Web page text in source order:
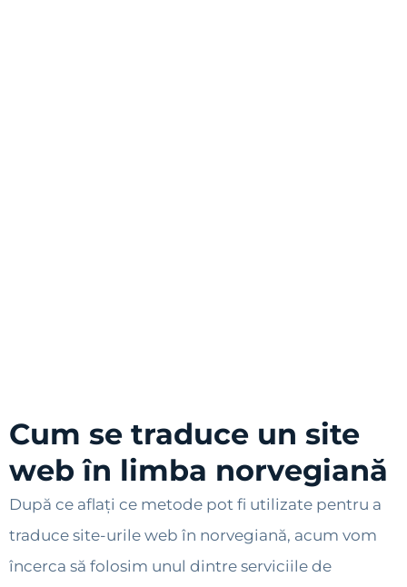
Cum se traduce un site
web în limba norvegiană
După ce aflați ce metode pot fi utilizate pentru a
traduce site-urile web în norvegiană, acum vom
încerca să folosim unul dintre serviciile de